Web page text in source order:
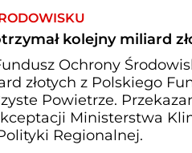
kolejny miliard
Ochrony
złotych z Polskiego
Powietrze.
Ministerstwa
Regionalnej.